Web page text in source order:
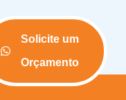
Solicite um
Orçamento